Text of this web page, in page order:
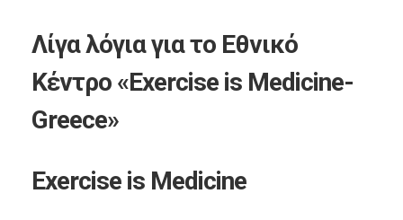
Λίγα λόγια για το Εθνικό
Κέντρο «Exercise is Medicine-
Greece»
Exercise is Medicine